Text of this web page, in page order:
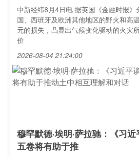
中新经纬8月4日电 据英国《金融时报》
国、西班牙及欧洲其他地区的野火和高
元的损失，凸显出气候变化驱动的火灾
价
2026-08-04 21:24:00
穆罕默德·埃明·萨拉驰：《习
五卷将有助于推